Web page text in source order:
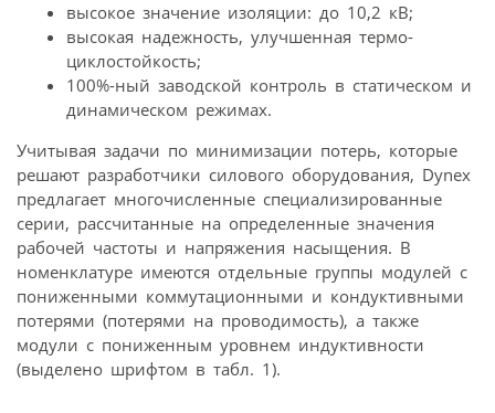
высокое значение изоляции: до 10,2 кВ;
высокая надежность, улучшенная термо­
циклостойкость;
100%-ный заводской контроль в статическом и
динамическом режимах.
Учитывая задачи по минимизации потерь, которые
решают разработчики силового оборудования, Dynex
предлагает многочисленные специализированные
серии, рассчитанные на определенные значения
рабочей частоты и напряжения насыщения. В
номенклатуре имеются отдельные группы модулей с
пониженными коммутационными и кондуктивными
потерями (потерями на проводимость), а также
модули с пониженным уровнем индуктивности
(выделено шрифтом в табл. 1).